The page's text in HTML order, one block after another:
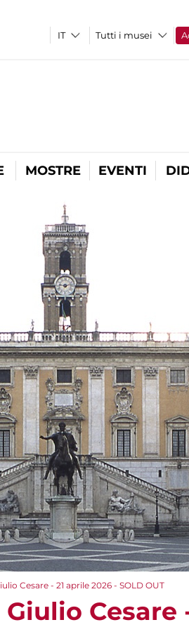
Tutti i musei
MOSTRE EVENTI
Cesare - 21 aprile 2026 - SOLD OUT
Cesare